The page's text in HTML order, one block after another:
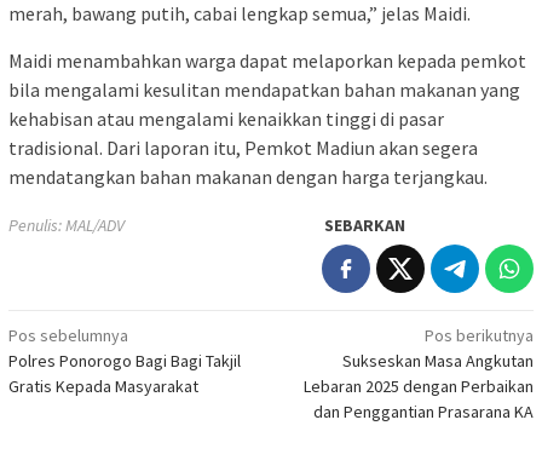
merah, bawang putih, cabai lengkap semua,” jelas Maidi.
Maidi menambahkan warga dapat melaporkan kepada pemkot
bila mengalami kesulitan mendapatkan bahan makanan yang
kehabisan atau mengalami kenaikkan tinggi di pasar
tradisional. Dari laporan itu, Pemkot Madiun akan segera
mendatangkan bahan makanan dengan harga terjangkau.
Penulis: MAL/ADV SEBARKAN
Navigasi
pos
Pos sebelumnya
Polres Ponorogo Bagi Bagi Takjil
Gratis Kepada Masyarakat
Pos berikutnya
Sukseskan Masa Angkutan
Lebaran 2025 dengan Perbaikan
dan Penggantian Prasarana KA